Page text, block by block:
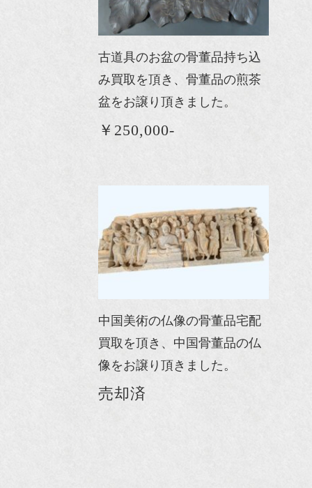
古道具のお盆の骨董品持ち込
み買取を頂き、骨董品の煎茶
盆をお譲り頂きました。
￥250,000-
中国美術の仏像の骨董品宅配
買取を頂き、中国骨董品の仏
像をお譲り頂きました。
売却済